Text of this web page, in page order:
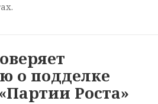
о подделке
Роста»